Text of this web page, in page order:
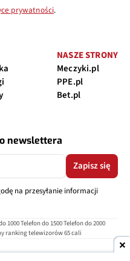
prywatności.
NASZE STRONY
Meczyki.pl
PPE.pl
Bet.pl
newslettera
Zapisz się
na przesyłanie informacji
1000Telefon do 1500Telefon do 2000
ranking telewizorów 65 cali